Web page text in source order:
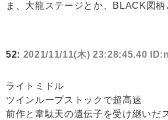
ま、大龍ステージとか、BLACK図柄
52: 2021/11/11(木) 23:28:45.40
ライトミドル
ツインループストックで超高速
前作と韋駄天の遺伝子を受け継いだ